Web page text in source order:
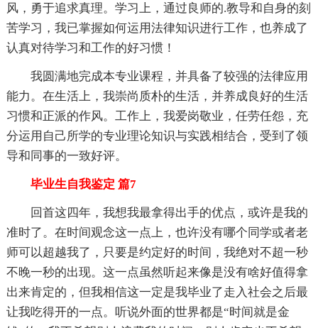
风，勇于追求真理。学习上，通过良师的.教导和自身的刻
苦学习，我已掌握如何运用法律知识进行工作，也养成了
认真对待学习和工作的好习惯！
我圆满地完成本专业课程，并具备了较强的法律应用
能力。在生活上，我崇尚质朴的生活，并养成良好的生活
习惯和正派的作风。工作上，我爱岗敬业，任劳任怨，充
分运用自己所学的专业理论知识与实践相结合，受到了领
导和同事的一致好评。
毕业生自我鉴定 篇7
回首这四年，我想我最拿得出手的优点，或许是我的
准时了。在时间观念这一点上，也许没有哪个同学或者老
师可以超越我了，只要是约定好的时间，我绝对不超一秒
不晚一秒的出现。这一点虽然听起来像是没有啥好值得拿
出来肯定的，但我相信这一定是我毕业了走入社会之后最
让我吃得开的一点。听说外面的世界都是“时间就是金